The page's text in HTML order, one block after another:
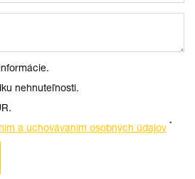
nehnuteľnosti.
a uchovávaním osobných údajov *